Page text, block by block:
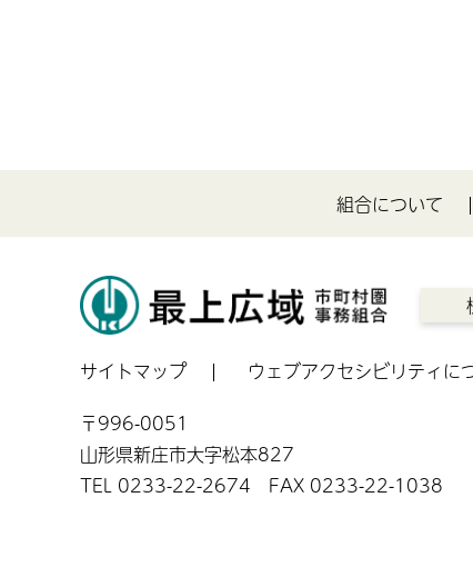
組合について
サイトマップ ウェブアクセシビリティに
〒996-0051
山形県新庄市大字松本827
TEL 0233-22-2674 FAX 0233-22-1038